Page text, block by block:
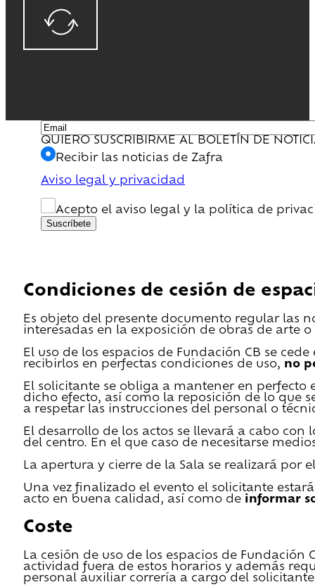
QUIERO SUSCRIBIRME AL BOLETÍN DE
Recibir las noticias de Zafra
Aviso legal y privacidad
Acepto el aviso legal y la política de
Suscríbete
Condiciones de cesión de
Es objeto del presente documento regular las
interesadas en la exposición de obras de arte
El uso de los espacios de Fundación CB se
recibirlos en perfectas condiciones de uso, no
El solicitante se obliga a mantener en perfecto
dicho efecto, así como la reposición de lo que
a respetar las instrucciones del personal o
El desarrollo de los actos se llevará a cabo
del centro. En el que caso de necesitarse
La apertura y cierre de la Sala se realizará por
Una vez finalizado el evento el solicitante
acto en buena calidad, así como de informar
Coste
La cesión de uso de los espacios de
actividad fuera de estos horarios y además
personal auxiliar correría a cargo del